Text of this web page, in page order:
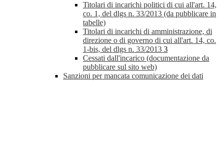
Titolari di incarichi politici di cui all'art. 14,
co. 1, del dlgs n. 33/2013 (da pubblicare in
tabelle)
Titolari di incarichi di amministrazione, di
direzione o di governo di cui all'art. 14, co.
1-bis, del dlgs n. 33/2013 3
Cessati dall'incarico (documentazione da
pubblicare sul sito web)
Sanzioni per mancata comunicazione dei dati